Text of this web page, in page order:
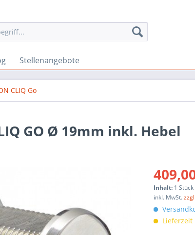
Stellenangebote
CLIQ Go
GO Ø 19mm inkl. Hebel
Inhalt: 1 Stück
inkl. MwSt.
Lieferzeit